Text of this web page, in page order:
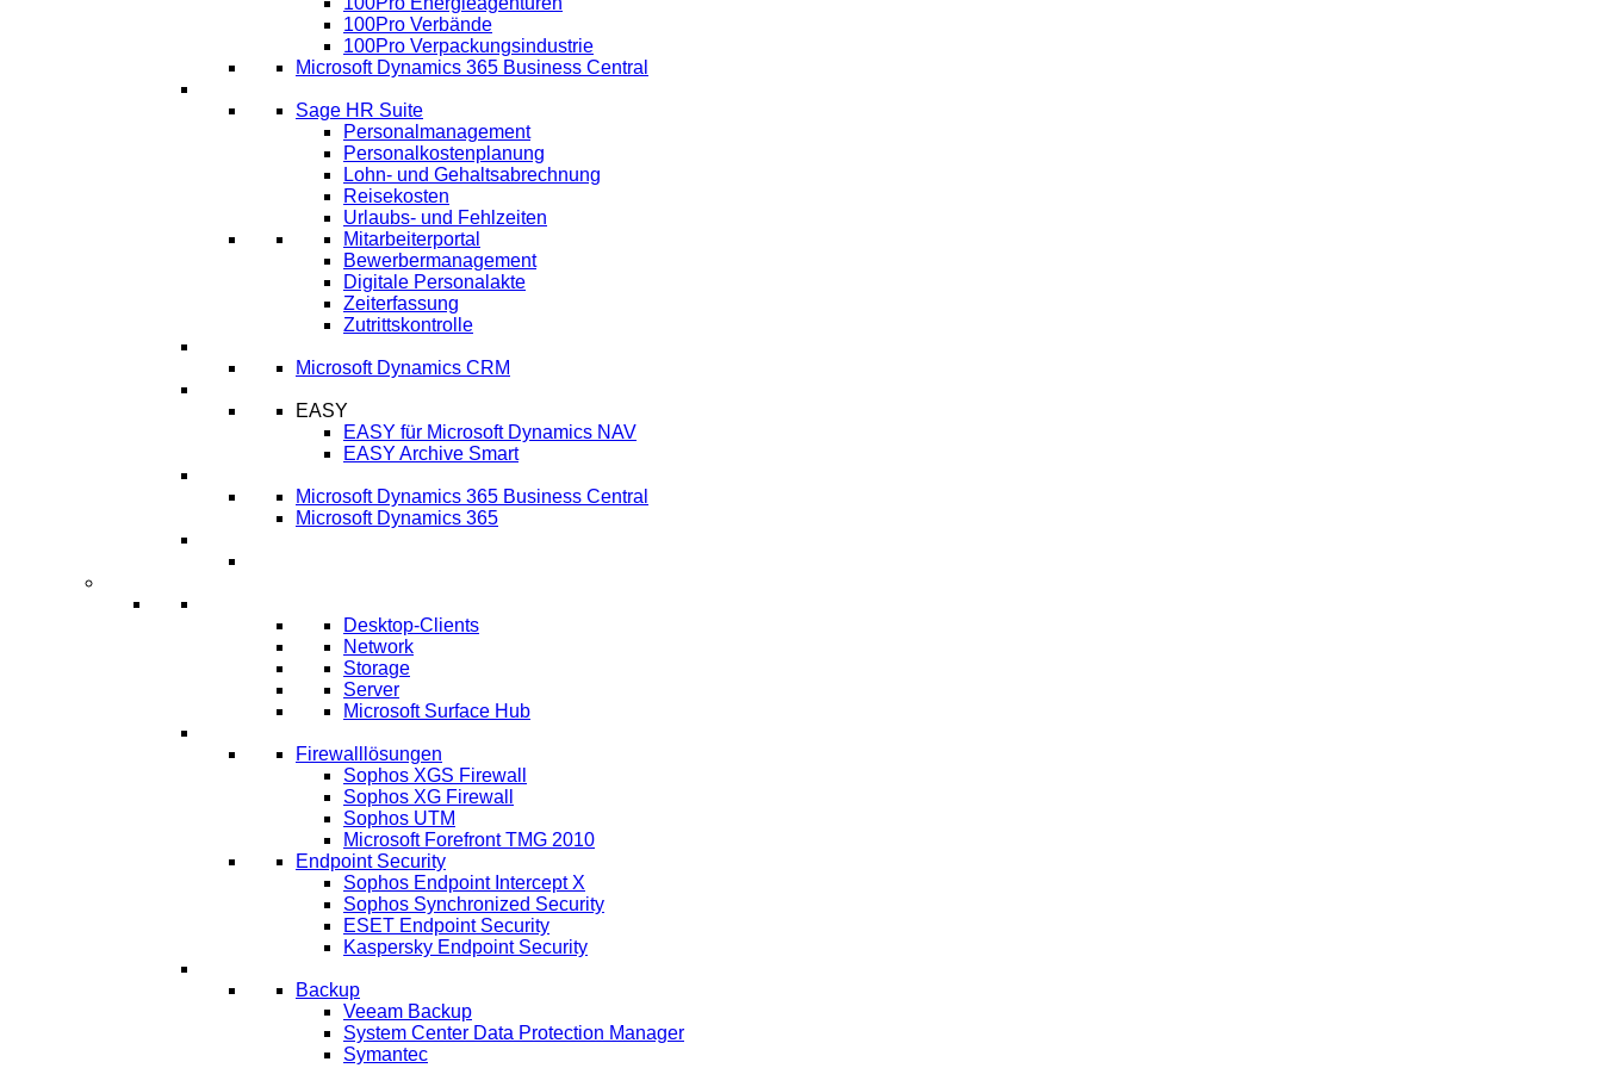
100Pro Verbände
100Pro Verpackungsindustrie
Microsoft Dynamics 365 Business Central
Sage HR Suite
Personalmanagement
Personalkostenplanung
Lohn- und Gehaltsabrechnung
Reisekosten
Urlaubs- und Fehlzeiten
Mitarbeiterportal
Bewerbermanagement
Digitale Personalakte
Zeiterfassung
Zutrittskontrolle
Microsoft Dynamics CRM
EASY
EASY für Microsoft Dynamics NAV
EASY Archive Smart
Microsoft Dynamics 365 Business Central
Microsoft Dynamics 365
Desktop-Clients
Network
Storage
Server
Microsoft Surface Hub
Firewalllösungen
Sophos XGS Firewall
Sophos XG Firewall
Sophos UTM
Microsoft Forefront TMG 2010
Endpoint Security
Sophos Endpoint Intercept X
Sophos Synchronized Security
ESET Endpoint Security
Kaspersky Endpoint Security
Backup
Veeam Backup
System Center Data Protection Manager
Symantec